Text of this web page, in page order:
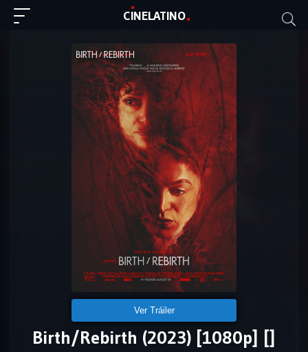
CINELATINO
Ver Tráiler
Birth/Rebirth (2023) [1080p] []